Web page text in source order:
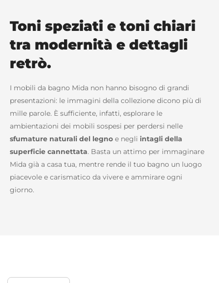
Toni speziati e toni chiari
tra modernità e dettagli
retrò.
I mobili da bagno Mida non hanno bisogno di grandi
presentazioni: le immagini della collezione dicono più di
mille parole. È sufficiente, infatti, esplorare le
ambientazioni dei mobili sospesi per perdersi nelle
sfumature naturali del legno e negli intagli della
superficie cannettata. Basta un attimo per immaginare
Mida già a casa tua, mentre rende il tuo bagno un luogo
piacevole e carismatico da vivere e ammirare ogni
giorno.